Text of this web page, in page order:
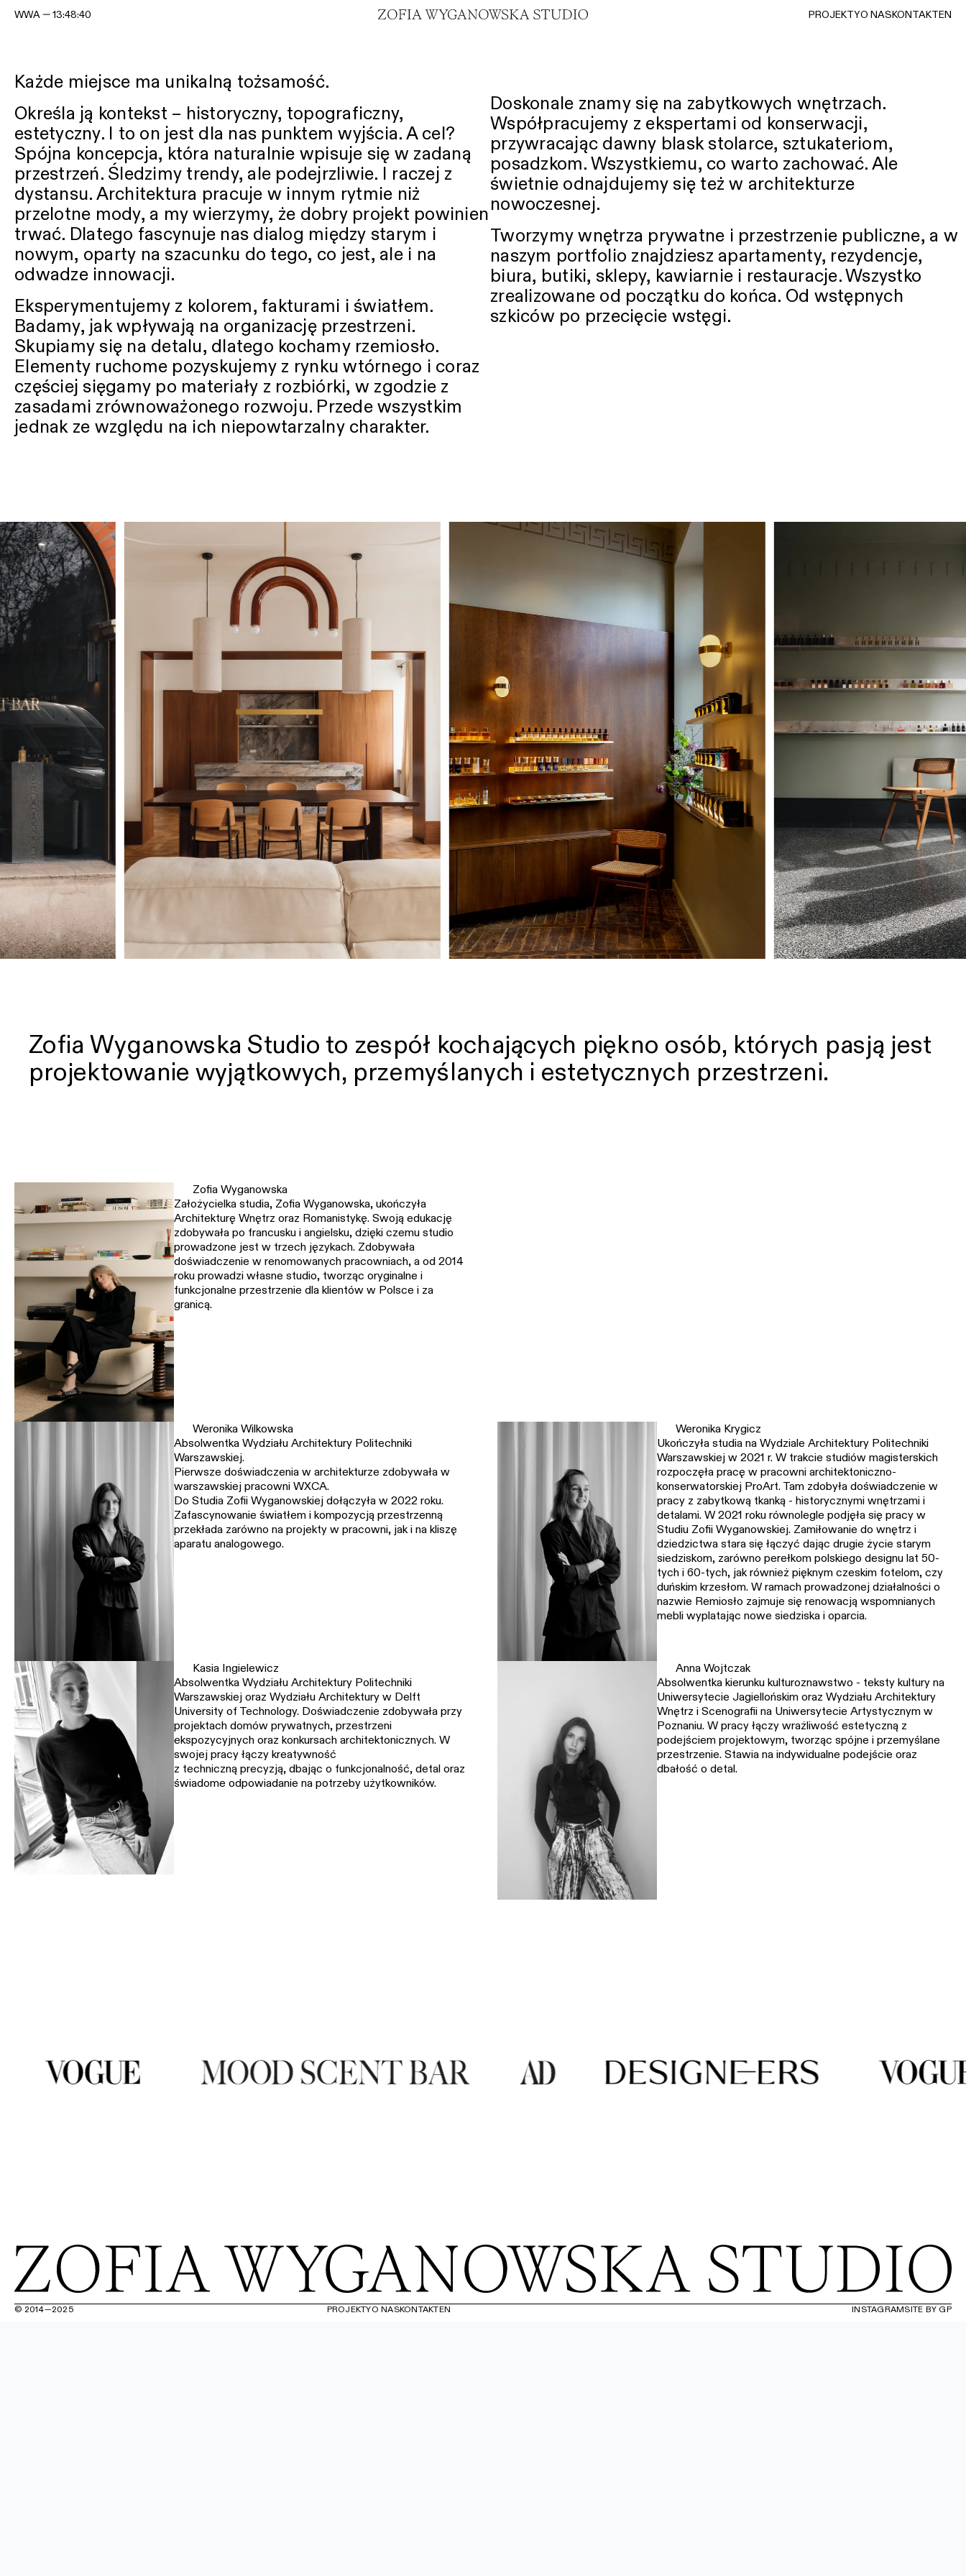
WWA —13:48:42 PROJEKTYO NASKONTAKTEN
PROJEKTYO NASKONTAKTEN
O NAS
Każde miejsce ma unikalną tożsamość.
Określa ją kontekst – historyczny, topograficzny,
estetyczny. I to on jest dla nas punktem wyjścia. A cel?
Spójna koncepcja, która naturalnie wpisuje się w zadaną
przestrzeń. Śledzimy trendy, ale podejrzliwie. I raczej z
dystansu. Architektura pracuje w innym rytmie niż
przelotne mody, a my wierzymy, że dobry projekt powinien
trwać. Dlatego fascynuje nas dialog między starym i
nowym, oparty na szacunku do tego, co jest, ale i na
odwadze innowacji.
Eksperymentujemy z kolorem, fakturami i światłem.
Badamy, jak wpływają na organizację przestrzeni.
Skupiamy się na detalu, dlatego kochamy rzemiosło.
Elementy ruchome pozyskujemy z rynku wtórnego i coraz
częściej sięgamy po materiały z rozbiórki, w zgodzie z
zasadami zrównoważonego rozwoju. Przede wszystkim
jednak ze względu na ich niepowtarzalny charakter.
Doskonale znamy się na zabytkowych wnętrzach.
Współpracujemy z ekspertami od konserwacji,
przywracając dawny blask stolarce, sztukateriom,
posadzkom. Wszystkiemu, co warto zachować. Ale
świetnie odnajdujemy się też w architekturze
nowoczesnej.
Tworzymy wnętrza prywatne i przestrzenie publiczne, a w
naszym portfolio znajdziesz apartamenty, rezydencje,
biura, butiki, sklepy, kawiarnie i restauracje. Wszystko
zrealizowane od początku do końca. Od wstępnych
szkiców po przecięcie wstęgi.
Zofia Wyganowska Studio to zespół kochających piękno osób, których pasją jest
projektowanie wyjątkowych, przemyślanych i estetycznych przestrzeni.
Zofia Wyganowska
Założycielka studia, Zofia Wyganowska, ukończyła
Architekturę Wnętrz oraz Romanistykę. Swoją edukację
zdobywała po francusku i angielsku, dzięki czemu studio
prowadzone jest w trzech językach. Zdobywała
doświadczenie w renomowanych pracowniach, a od 2014
roku prowadzi własne studio, tworząc oryginalne i
funkcjonalne przestrzenie dla klientów w Polsce i za
granicą.
Weronika Wilkowska
Absolwentka Wydziału Architektury Politechniki
Warszawskiej.
Pierwsze doświadczenia w architekturze zdobywała w
warszawskiej pracowni WXCA.
Do Studia Zofii Wyganowskiej dołączyła w 2022 roku.
Zafascynowanie światłem i kompozycją przestrzenną
przekłada zarówno na projekty w pracowni, jak i na kliszę
aparatu analogowego.
Weronika Krygicz
Ukończyła studia na Wydziale Architektury Politechniki
Warszawskiej w 2021 r. W trakcie studiów magisterskich
rozpoczęła pracę w pracowni architektoniczno-
konserwatorskiej ProArt. Tam zdobyła doświadczenie w
pracy z zabytkową tkanką - historycznymi wnętrzami i
detalami. W 2021 roku równolegle podjęła się pracy w
Studiu Zofii Wyganowskiej. Zamiłowanie do wnętrz i
dziedzictwa stara się łączyć dając drugie życie starym
siedziskom, zarówno perełkom polskiego designu lat 50-
tych i 60-tych, jak również pięknym czeskim fotelom, czy
duńskim krzesłom. W ramach prowadzonej działalności o
nazwie Remiosło zajmuje się renowacją wspomnianych
mebli wyplatając nowe siedziska i oparcia.
Kasia Ingielewicz
Absolwentka Wydziału Architektury Politechniki
Warszawskiej oraz Wydziału Architektury w Delft
University of Technology. Doświadczenie zdobywała przy
projektach domów prywatnych, przestrzeni
ekspozycyjnych oraz konkursach architektonicznych. W
swojej pracy łączy kreatywność
z techniczną precyzją, dbając o funkcjonalność, detal oraz
świadome odpowiadanie na potrzeby użytkowników.
Anna Wojtczak
Absolwentka kierunku kulturoznawstwo - teksty kultury na
Uniwersytecie Jagiellońskim oraz Wydziału Architektury
Wnętrz i Scenografii na Uniwersytecie Artystycznym w
Poznaniu. W pracy łączy wrażliwość estetyczną z
podejściem projektowym, tworząc spójne i przemyślane
przestrzenie. Stawia na indywidualne podejście oraz
dbałość o detal.
© 2014—2025 PROJEKTYO NASKONTAKTEN INSTAGRAMSITE BY GP